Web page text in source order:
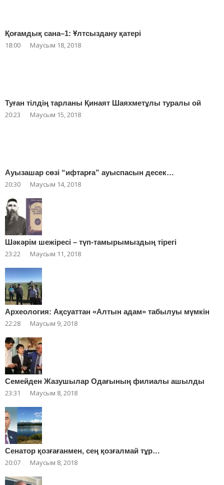
Қоғамдық сана–1: Ұлтсыздану қатері
18:00 Маусым 18, 2018
Туған тілдің тарланы Қинаят Шаяхметұлы туралы ой
20:23 Маусым 15, 2018
Ауызашар сөзі “ифтарға” ауыспасын десек…
20:30 Маусым 14, 2018
Шәкәрім шежіресі – түп-тамырымыздың тірегі
23:22 Маусым 11, 2018
Археология: Ақсуаттан «Алтын адам» табылуы мүмкін
22:28 Маусым 9, 2018
Cемейден Жазушылар Одағының филиалы ашылды
23:31 Маусым 8, 2018
Сенатор қозғағанмен, сең қозғалмай тұр…
20:07 Маусым 8, 2018